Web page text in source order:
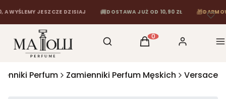
JESZCZE DZISIAJ 🚚 DOSTAWA JUŻ OD 10,90 ZŁ 🎁 DARMOWA
Otwórz wyszukiwarkę
Szukaj Produkty w koszyku:
Koszyk Zaloguj się
Perfum Zamienniki Perfum Męskich Versace